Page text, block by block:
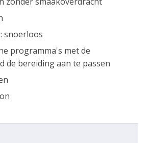
snoerloos
programma's met de
de bereiding aan te passen